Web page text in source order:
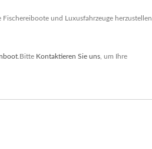
und Luxusfahrzeuge herzustellen,
.Bitte Kontaktieren Sie uns , um Ihre